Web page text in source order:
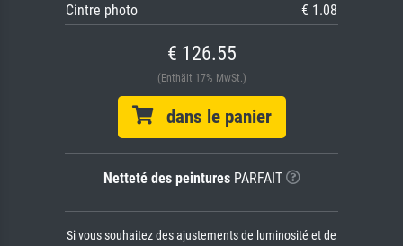
Cintre photo
€ 1.08
€ 126.55
(Enthält 17% MwSt.)
dans le panier
Netteté des peinturesPARFAIT
Si vous souhaitez des ajustements de luminosité et de